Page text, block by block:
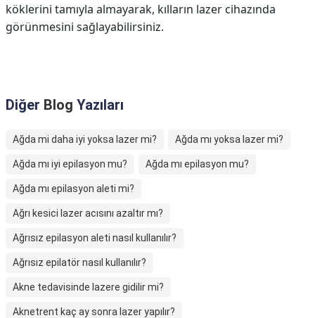
köklerini tamıyla almayarak, kılların lazer cihazında
görünmesini sağlayabilirsiniz.
Diğer Blog Yazıları
Ağda mi daha iyi yoksa lazer mi? Ağda mı yoksa lazer mi?
Ağda mı iyi epilasyon mu? Ağda mı epilasyon mu?
Ağda mı epilasyon aleti mi?
Ağrı kesici lazer acısını azaltır mı?
Ağrısız epilasyon aleti nasıl kullanılır?
Ağrısız epilatör nasıl kullanılır?
Akne tedavisinde lazere gidilir mi?
Aknetrent kaç ay sonra lazer yapılır?